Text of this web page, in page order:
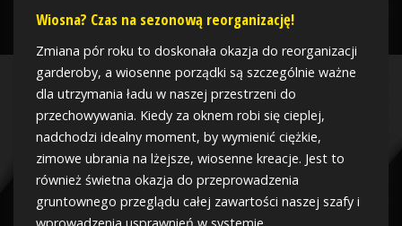
Wiosna? Czas na sezonową reorganizację!
Zmiana pór roku to doskonała okazja do reorganizacji
garderoby, a wiosenne porządki są szczególnie ważne
dla utrzymania ładu w naszej przestrzeni do
przechowywania. Kiedy za oknem robi się cieplej,
nadchodzi idealny moment, by wymienić ciężkie,
zimowe ubrania na lżejsze, wiosenne kreacje. Jest to
również świetna okazja do przeprowadzenia
gruntownego przeglądu całej zawartości naszej szafy i